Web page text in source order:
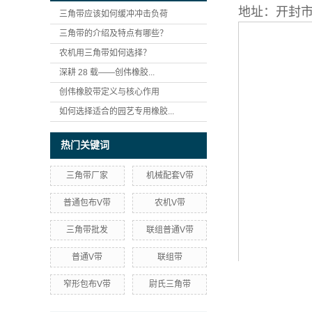
三角带应该如何缓冲冲击负荷
三角带的介绍及特点有哪些？
农机用三角带如何选择？
深耕 28 载——创伟橡胶...
创伟橡胶带定义与核心作用
如何选择适合的园艺专用橡胶...
热门关键词
三角带厂家 机械配套V带
普通包布V带 农机V带
三角带批发 联组普通V带
普通V带 联组带
窄形包布V带 尉氏三角带
地址：开封